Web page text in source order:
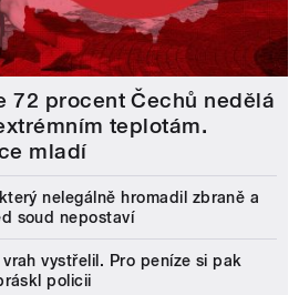
72 procent Čechů nedělá
teplotám.
mladí
nelegálně hromadil zbraně a
soud nepostaví
vystřelil. Pro peníze si pak
policii